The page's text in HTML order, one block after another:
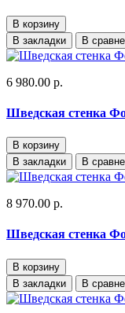
В корзину
В закладки
В
6 980.00 р.
Шведская стенка
В корзину
В закладки
В
8 970.00 р.
Шведская стенка
В корзину
В закладки
В